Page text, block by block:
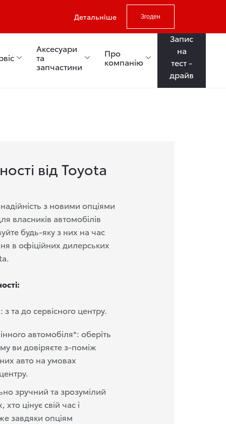
Детальніше Згоден
Аксесуари
та
запчастини
Про
компанію
Запис
на
тест -
драйв
від Toyota
з новими опціями
власників автомобілів
будь-яку з них на час
в офіційних дилерських
з та до сервісного центру.
автомобіля*: оберіть
ви довіряєте з-поміж
авто на умовах
зручний та зрозумілий
хто цінує свій час і
завдяки опціям